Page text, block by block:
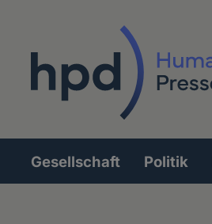
Hauptnavigation
Gesellschaft Politik